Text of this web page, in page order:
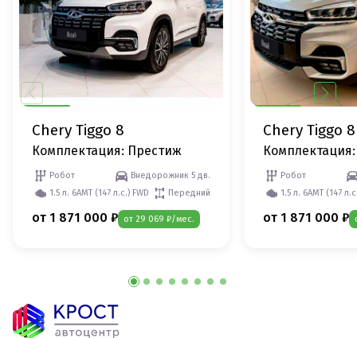
Chery Tiggo 8
Комплектация: Престиж
Робот
Внедорожник 5 дв.
1.5 л. 6АМТ (147 л.с.) FWD
Передний
от 1 871 000 ₽ от 29 069 ₽/мес.
Chery Tiggo 8
Робот
1.5 л. 6АМТ (147
от 1 871 000 ₽